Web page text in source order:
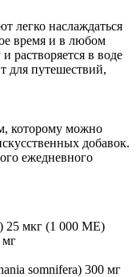
легко наслаждаться
время и в любом
растворяется в воде
для путешествий,
которому можно
добавок.
ежедневного
25 мкг (1 000 МЕ)
мг
somnifera) 300 мг